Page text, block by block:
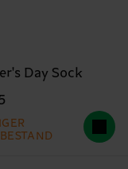
Day Sock